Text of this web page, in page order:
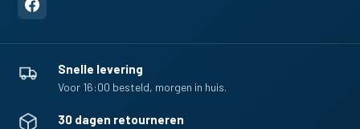
Snelle levering
Voor 16:00 besteld, morgen in huis.
30 dagen retourneren